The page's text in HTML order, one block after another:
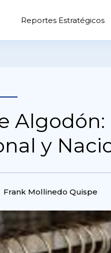
Reportes Estratégicos
y
Frank Mollinedo Quispe